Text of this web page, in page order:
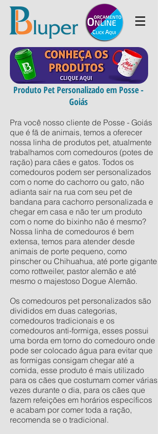
Produto Pet Personalizado em Posse -
Goiás
Pra você nosso cliente de Posse - Goiás
que é fã de animais, temos a oferecer
nossa linha de produtos pet, atualmente
trabalhamos com comedouros (potes de
ração) para cães e gatos. Todos os
comedouros podem ser personalizados
com o nome do cachorro ou gato, não
adianta sair na rua com seu pet de
bandana para cachorro personalizada e
chegar em casa e não ter um produto
com o nome do bixinho não é mesmo?
Nossa linha de comedouros é bem
extensa, temos para atender desde
animais de porte pequeno, como
pinscher ou Chihuahua, até porte gigante
como rottweiler, pastor alemão e até
mesmo o majestoso Dogue Alemão.
Os comedouros pet personalizados são
divididos em duas categorias,
comedouros tradicionais e os
comedouros anti-formiga, esses possui
uma borda em torno do comedouro onde
pode ser colocado água para evitar que
as formigas consigam chegar até a
comida, esse produto é mais utilizado
para os cães que costumam comer várias
vezes durante o dia, para os cães que
fazem refeições em horários específicos
e acabam por comer toda a ração,
recomenda se o tradicional.